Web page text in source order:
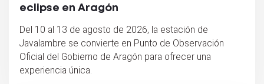
eclipse en Aragón
Del 10 al 13 de agosto de 2026, la estación de
Javalambre se convierte en Punto de Observación
Oficial del Gobierno de Aragón para ofrecer una
experiencia única.